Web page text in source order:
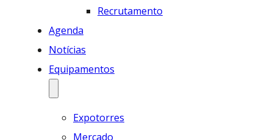
Recrutamento
Agenda
Notícias
Equipamentos
Expotorres
Mercado